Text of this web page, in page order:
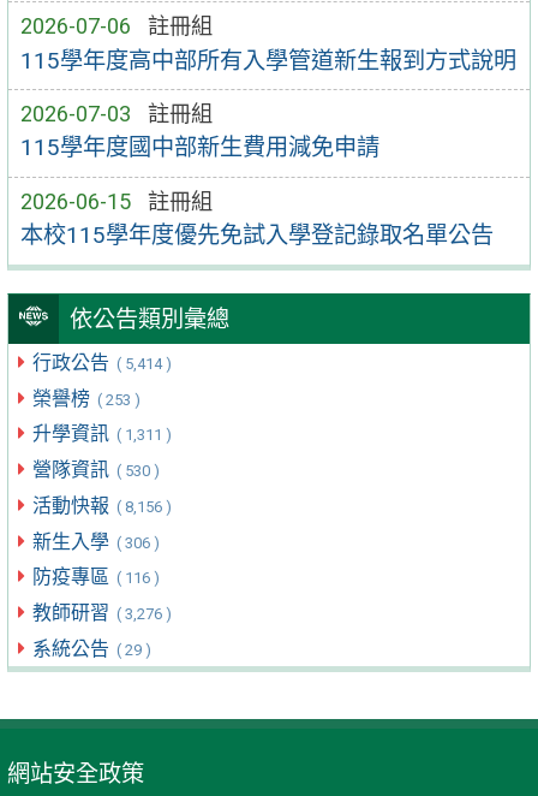
2026-07-06 註冊組
115學年度高中部所有入學管道新生報到方式說明
2026-07-03 註冊組
115學年度國中部新生費用減免申請
2026-06-15 註冊組
本校115學年度優先免試入學登記錄取名單公告
依公告類別彙總
行政公告 ( 5,414 )
榮譽榜 ( 253 )
升學資訊 ( 1,311 )
營隊資訊 ( 530 )
活動快報 ( 8,156 )
新生入學 ( 306 )
防疫專區 ( 116 )
教師研習 ( 3,276 )
系統公告 ( 29 )
網站安全政策